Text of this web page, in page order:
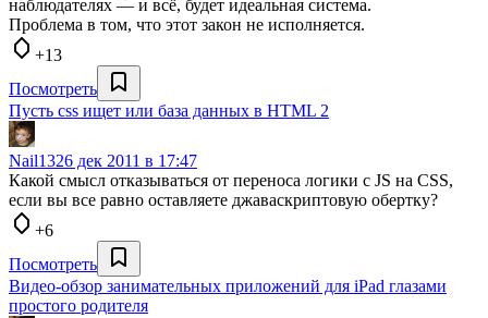
наблюдателях — и всё, будет идеальная система.
Проблема в том, что этот закон не исполняется.
+13
Посмотреть
Пусть css ищет или база данных в HTML 2
Nail1326 дек 2011 в 17:47
Какой смысл отказываться от переноса логики с JS на CSS,
если вы все равно оставляете джаваскриптовую обертку?
+6
Посмотреть
Видео-обзор занимательных приложений для iPad глазами
простого родителя